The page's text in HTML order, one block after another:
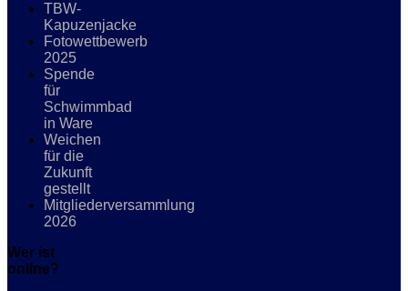
TBW-
Kapuzenjacke
Fotowettbewerb
2025
Spende
für
Schwimmbad
in Ware
Weichen
für die
Zukunft
gestellt
Mitgliederversammlung
2026
Wer ist
online?